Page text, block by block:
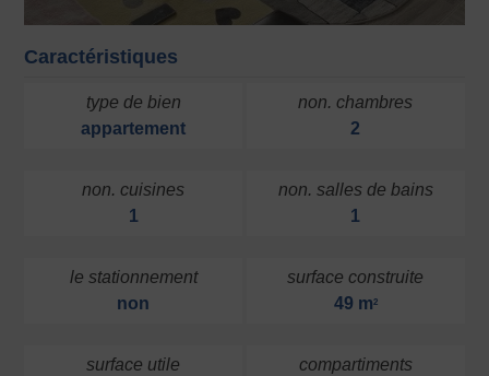
Caractéristiques
type de bien
appartement
non. chambres
2
non. cuisines
1
non. salles de bains
1
le stationnement
non
surface construite
49 m2
surface utile
compartiments